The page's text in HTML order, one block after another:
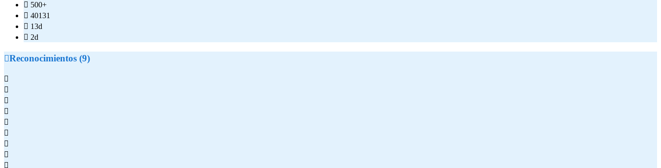
 500+
 40131
 13d
 2d
Reconocimientos (9)








